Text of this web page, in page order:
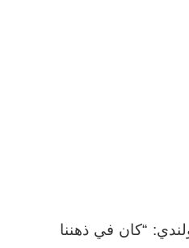
“كان في ذهننا